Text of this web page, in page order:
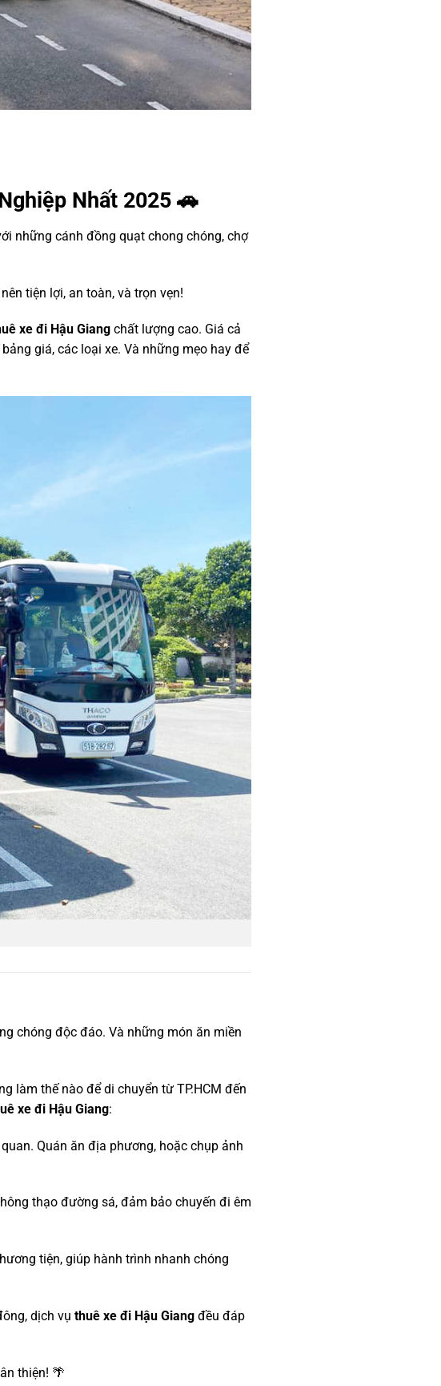
Nhất 2025 🚗
những cánh đồng quạt chong chóng, chợ
tiện lợi, an toàn, và trọn vẹn!
xe đi Hậu Giang chất lượng cao. Giá cả
giá, các loại xe. Và những mẹo hay để
chóng độc đáo. Và những món ăn miền
làm thế nào để di chuyển từ TP.HCM đến
xe đi Hậu Giang:
Quán ăn địa phương, hoặc chụp ảnh
thạo đường sá, đảm bảo chuyến đi êm
tiện, giúp hành trình nhanh chóng
dịch vụ thuê xe đi Hậu Giangđều đáp
thiện! 🌴